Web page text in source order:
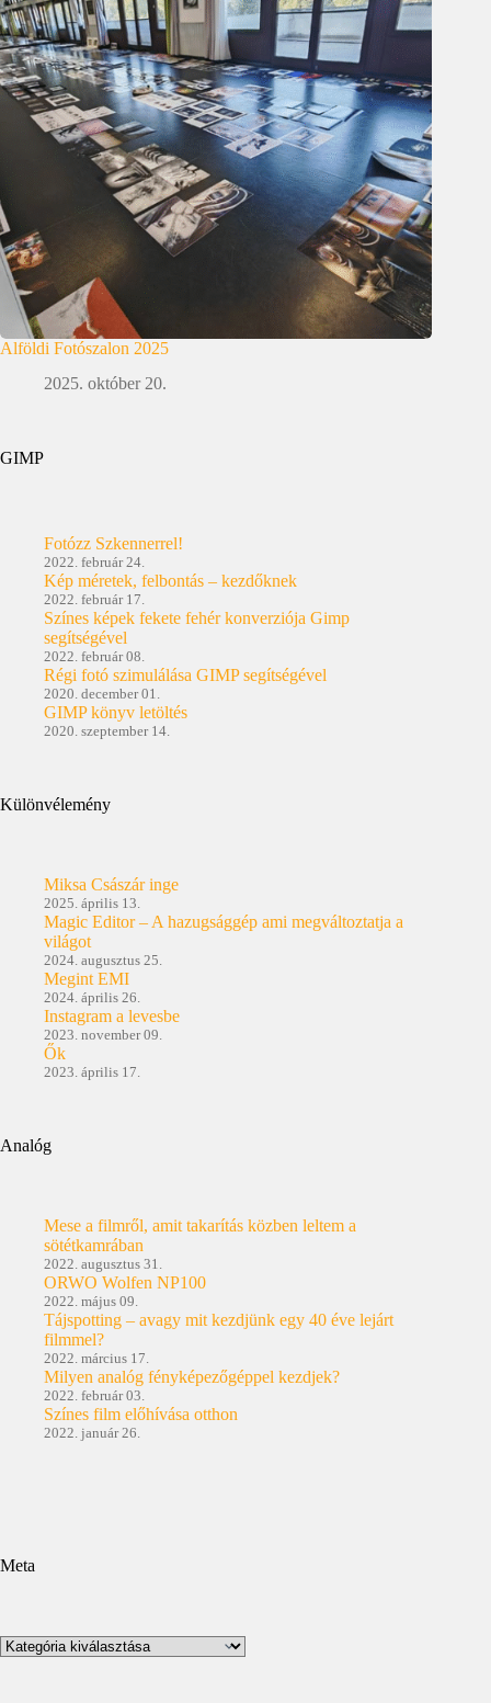
Alföldi Fotószalon 2025
2025. október 20.
GIMP
Fotózz Szkennerrel!
2022. február 24.
Kép méretek, felbontás – kezdőknek
2022. február 17.
Színes képek fekete fehér konverziója Gimp
segítségével
2022. február 08.
Régi fotó szimulálása GIMP segítségével
2020. december 01.
GIMP könyv letöltés
2020. szeptember 14.
Különvélemény
Miksa Császár inge
2025. április 13.
Magic Editor – A hazugsággép ami megváltoztatja a
világot
2024. augusztus 25.
Megint EMI
2024. április 26.
Instagram a levesbe
2023. november 09.
Ők
2023. április 17.
Analóg
Mese a filmről, amit takarítás közben leltem a
sötétkamrában
2022. augusztus 31.
ORWO Wolfen NP100
2022. május 09.
Tájspotting – avagy mit kezdjünk egy 40 éve lejárt
filmmel?
2022. március 17.
Milyen analóg fényképezőgéppel kezdjek?
2022. február 03.
Színes film előhívása otthon
2022. január 26.
Meta
Kategóriák